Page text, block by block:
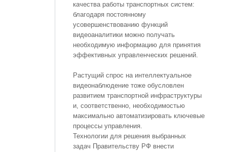
качества работы транспортных систем:
благодаря постоянному
усовершенствованию функций
видеоаналитики можно получать
необходимую информацию для принятия
эффективных управленческих решений.
Растущий спрос на интеллектуальное
видеонаблюдение тоже обусловлен
развитием транспортной инфраструктуры
и, соответственно, необходимостью
максимально автоматизировать ключевые
процессы управления.
Технологии для решения выбранных
задач Правительству РФ внести